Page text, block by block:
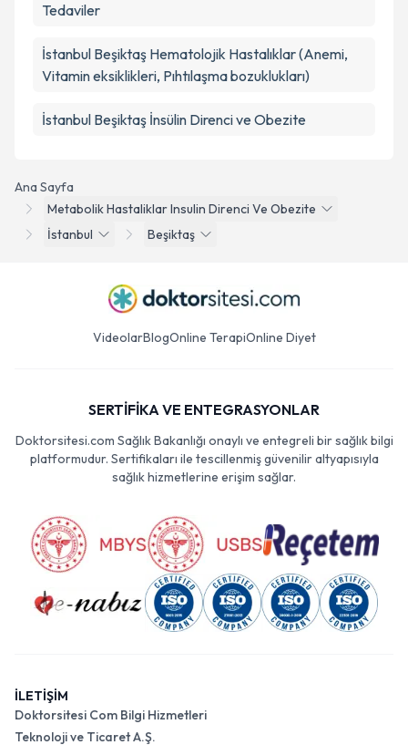
Ana Sayfa
Metabolik Hastaliklar Insulin Direnci Ve Obezite
İstanbul
Beşiktaş
Tedaviler
İstanbul Beşiktaş Hematolojik Hastalıklar (Anemi,
Vitamin eksiklikleri, Pıhtılaşma bozuklukları)
İstanbul Beşiktaş İnsülin Direnci ve Obezite
VideolarBlogOnline TerapiOnline Diyet
SERTİFİKA VE ENTEGRASYONLAR
Doktorsitesi.com Sağlık Bakanlığı onaylı ve entegreli bir sağlık bilgi
platformudur. Sertifikaları ile tescillenmiş güvenilir altyapısıyla
sağlık hizmetlerine erişim sağlar.
İLETİŞİM
Doktorsitesi Com Bilgi Hizmetleri
Teknoloji ve Ticaret A.Ş.